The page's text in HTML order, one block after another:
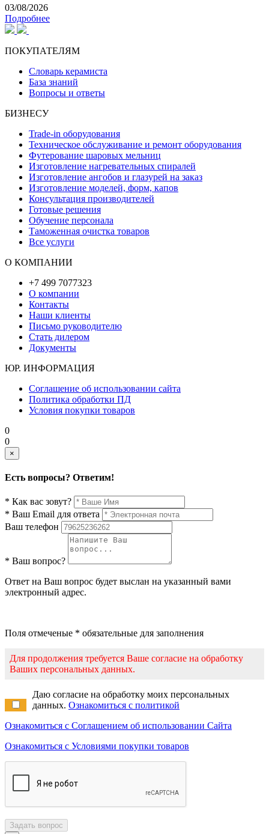
03/08/2026
Подробнее
ПОКУПАТЕЛЯМ
Словарь керамиста
База знаний
Вопросы и ответы
БИЗНЕСУ
Trade-in оборудования
Техническое обслуживание и ремонт оборудования
Футерование шаровых мельниц
Изготовление нагревательных спиралей
Изготовление ангобов и глазурей на заказ
Изготовление моделей, форм, капов
Консультация производителей
Готовые решения
Обучение персонала
Таможенная очистка товаров
Все услуги
О КОМПАНИИ
+7 499 7077323
О компании
Контакты
Наши клиенты
Письмо руководителю
Стать дилером
Документы
ЮР. ИНФОРМАЦИЯ
Соглашение об использовании сайта
Политика обработки ПД
Условия покупки товаров
0
0
×
Есть вопросы? Ответим!
* Как вас зовут?
* Ваш Email для ответа
Ваш телефон
* Ваш вопрос?
Ответ на Ваш вопрос будет выслан на указанный вами
электронный адрес.
Поля отмеченые * обязательные для заполнения
Для продолжения требуется Ваше согласие на обработку
Ваших персональных данных.
Даю согласие на обработку моих персональных
данных. Ознакомиться с политикой
Ознакомиться с Соглашением об использовании Сайта
Ознакомиться с Условиями покупки товаров
Задать вопрос